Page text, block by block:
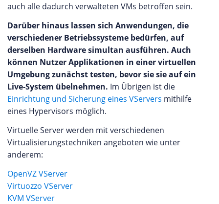
auch alle dadurch verwalteten VMs betroffen sein.
Darüber hinaus lassen sich Anwendungen, die
verschiedener Betriebssysteme bedürfen, auf
derselben Hardware simultan ausführen. Auch
können Nutzer Applikationen in einer virtuellen
Umgebung zunächst testen, bevor sie sie auf ein
Live-System übelnehmen. Im Übrigen ist die
Einrichtung und Sicherung eines VServers mithilfe
eines Hypervisors möglich.
Virtuelle Server werden mit verschiedenen
Virtualisierungstechniken angeboten wie unter
anderem:
OpenVZ VServer
Virtuozzo VServer
KVM VServer